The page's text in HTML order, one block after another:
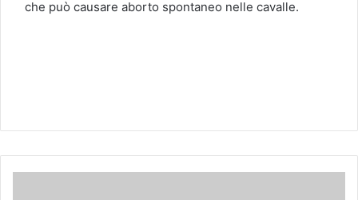
che può causare aborto spontaneo nelle cavalle.